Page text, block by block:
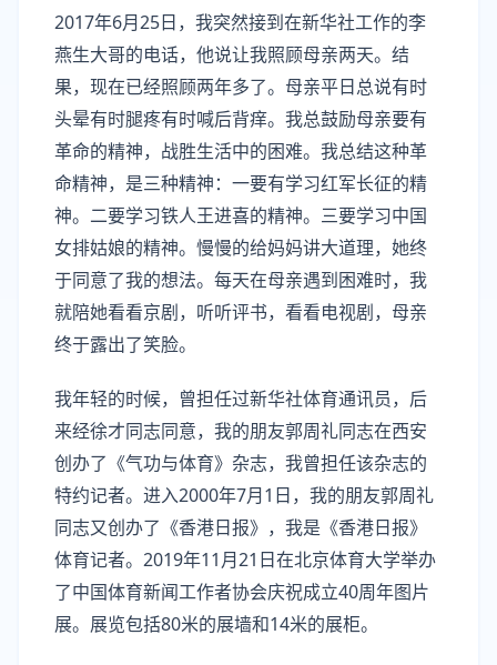
2017年6月25日，我突然接到在新华社工作的李
燕生大哥的电话，他说让我照顾母亲两天。结
果，现在已经照顾两年多了。母亲平日总说有时
头晕有时腿疼有时喊后背痒。我总鼓励母亲要有
革命的精神，战胜生活中的困难。我总结这种革
命精神，是三种精神：一要有学习红军长征的精
神。二要学习铁人王进喜的精神。三要学习中国
女排姑娘的精神。慢慢的给妈妈讲大道理，她终
于同意了我的想法。每天在母亲遇到困难时，我
就陪她看看京剧，听听评书，看看电视剧，母亲
终于露出了笑脸。
我年轻的时候，曾担任过新华社体育通讯员，后
来经徐才同志同意，我的朋友郭周礼同志在西安
创办了《气功与体育》杂志，我曾担任该杂志的
特约记者。进入2000年7月1日，我的朋友郭周礼
同志又创办了《香港日报》，我是《香港日报》
体育记者。2019年11月21日在北京体育大学举办
了中国体育新闻工作者协会庆祝成立40周年图片
展。展览包括80米的展墙和14米的展柜。